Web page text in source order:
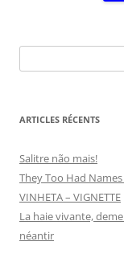
ARTICLES RÉCENTS
Salitre não mais!
They Too Had
VINHETA – VIGNETTE
La haie vivante,
néantir